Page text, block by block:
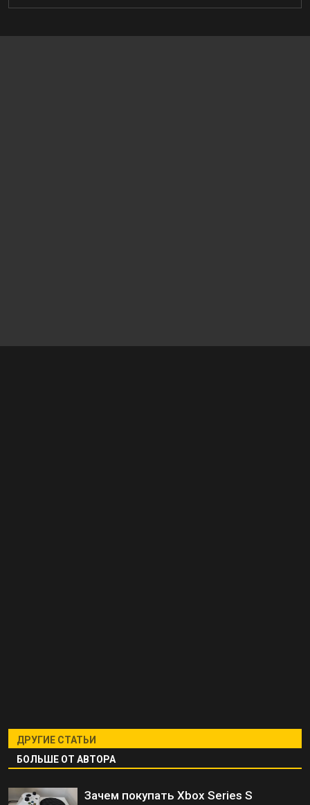
ДРУГИЕ СТАТЬИ
БОЛЬШЕ ОТ АВТОРА
Зачем покупать Xbox Series S